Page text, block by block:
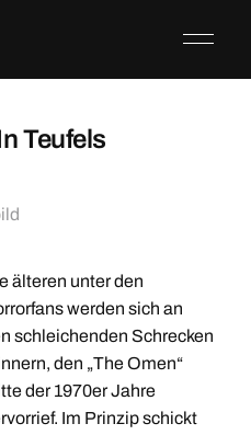
Teufels
älteren unter den
werden sich an
schleichenden Schrecken
den „The Omen“
der 1970er Jahre
Im Prinzip schickt